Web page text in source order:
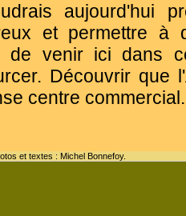
aujourd'hui
et permettre à
de venir ici dans
Découvrir que
centre commercial.
et textes : Michel Bonnefoy.